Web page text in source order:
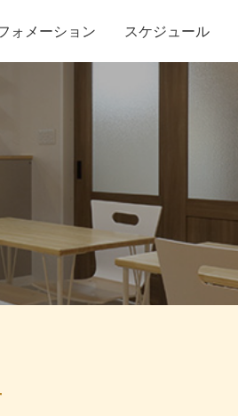
ォメーション スケジュール